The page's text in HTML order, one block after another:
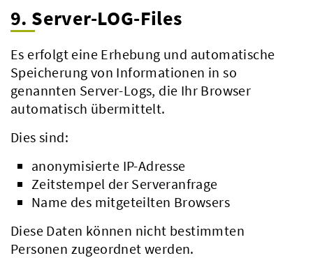
9. Server-LOG-Files
Es erfolgt eine Erhebung und automatische
Speicherung von Informationen in so
genannten Server-Logs, die Ihr Browser
automatisch übermittelt.
Dies sind:
anonymisierte IP-Adresse
Zeitstempel der Serveranfrage
Name des mitgeteilten Browsers
Diese Daten können nicht bestimmten
Personen zugeordnet werden.